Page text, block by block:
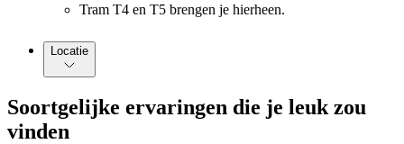
Tram T4 en T5 brengen je hierheen.
Locatie
Soortgelijke ervaringen die je leuk zou
vinden